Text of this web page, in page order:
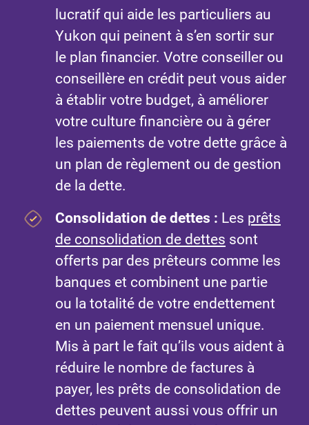
lucratif qui aide les particuliers au
Yukon qui peinent à s’en sortir sur
le plan financier. Votre conseiller ou
conseillère en crédit peut vous aider
à établir votre budget, à améliorer
votre culture financière ou à gérer
les paiements de votre dette grâce à
un plan de règlement ou de gestion
de la dette.
Consolidation de dettes : Les prêts
de consolidation de dettes sont
offerts par des prêteurs comme les
banques et combinent une partie
ou la totalité de votre endettement
en un paiement mensuel unique.
Mis à part le fait qu’ils vous aident à
réduire le nombre de factures à
payer, les prêts de consolidation de
dettes peuvent aussi vous offrir un